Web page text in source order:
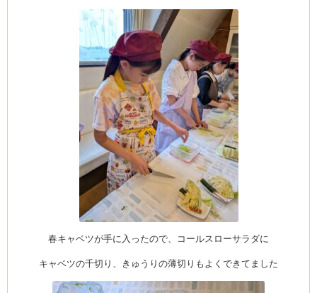
春キャベツが手に入ったので、コールスローサラダに
キャベツの千切り、きゅうりの薄切りもよくできてました